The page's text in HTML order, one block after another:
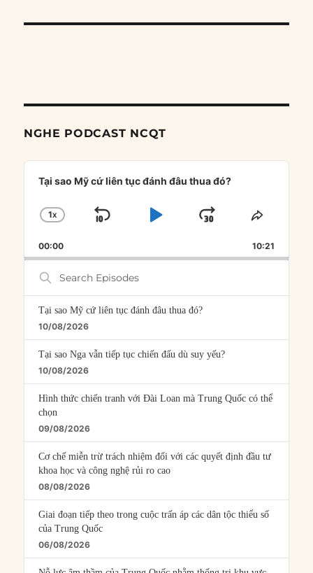
NGHE PODCAST NCQT
Audio
Player
Tại sao Mỹ cứ liên tục đánh đâu thua đó?
CHANGE
RATE
1X
SKIP
PLAYJUMP
FORWARD
SHARE
00:00 10:21
Search
Episodes
Tại sao Mỹ cứ liên tục đánh đâu thua đó?
10/08/2026
Tại sao Nga vẫn tiếp tục chiến đấu dù suy yếu?
10/08/2026
Hình thức chiến tranh với Đài Loan mà Trung Quốc có thể
chọn
09/08/2026
Cơ chế miễn trừ trách nhiệm đối với các quyết định đầu tư
khoa học và công nghệ rủi ro cao
08/08/2026
Giai đoạn tiếp theo trong cuộc trấn áp các dân tộc thiểu số
của Trung Quốc
06/08/2026